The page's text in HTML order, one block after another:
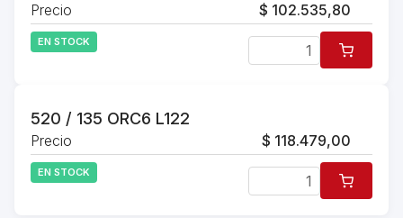
Precio $ 102.535,80
EN STOCK
520 / 135 ORC6 L122
Precio $ 118.479,00
EN STOCK